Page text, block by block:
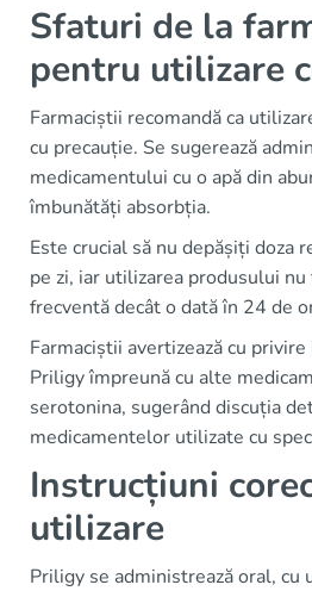
Sfaturi de la
pentru utilizare
Farmaciștii recomandă ca
cu precauție. Se sugerează
medicamentului cu o apă din
îmbunătăți absorbția.
Este crucial să nu depășiți doza
pe zi, iar utilizarea produsului
frecventă decât o dată în 24 de
Farmaciștii avertizează cu
Priligy împreună cu alte
serotonina, sugerând discuția
medicamentelor utilizate cu
Instrucțiuni
utilizare
Priligy se administrează oral, cu